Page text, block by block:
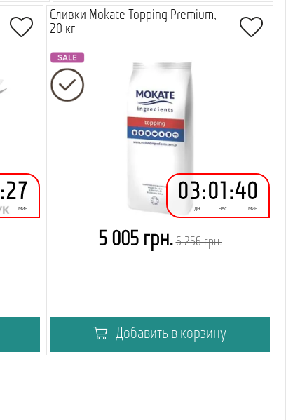
:27
мин.
Сливки Mokate Topping Premium,
20 кг
03
дн.
:01
час.
:40
мин.
5 005 грн. 6 256 грн.
Добавить в корзину